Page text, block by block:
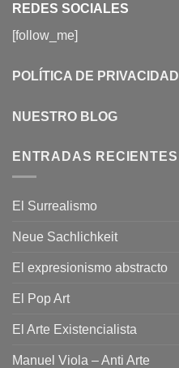
REDES SOCIALES
[follow_me]
POLÍTICA DE PRIVACIDAD
NUESTRO BLOG
ENTRADAS RECIENTES
El Surrealismo
Neue Sachlichkeit
El expresionismo abstracto
El Pop Art
El Arte Existencialista
Manuel Viola – Anti Arte